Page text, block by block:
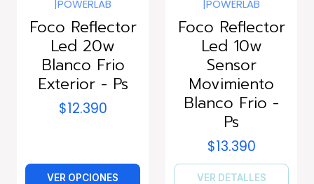
|POWERLAB
Foco Reflector
Led 20w
Blanco Frio
Exterior - Ps
$12.390
VER OPCIONES
|POWERLAB
Foco Reflector
Led 10w
Sensor
Movimiento
Blanco Frio -
Ps
$13.390
VER DETALLES